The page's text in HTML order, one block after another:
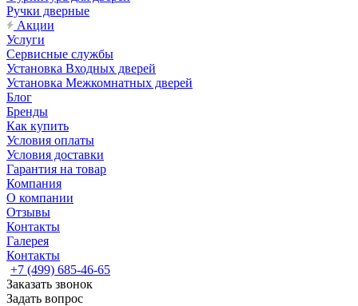
Ручки дверные
Акции
Услуги
Сервисные службы
Установка Входных дверей
Установка Межкомнатных дверей
Блог
Бренды
Как купить
Условия оплаты
Условия доставки
Гарантия на товар
Компания
О компании
Отзывы
Контакты
Галерея
Контакты
+7 (499) 685-46-65
Заказать звонок
Задать вопрос